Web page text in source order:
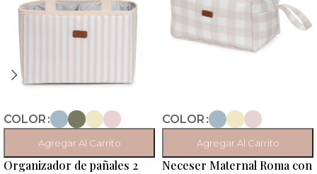
COLOR
Agregar Al Carrito
Organizador de pañales 2
COLOR
Agregar Al Carrito
Neceser Maternal Roma con